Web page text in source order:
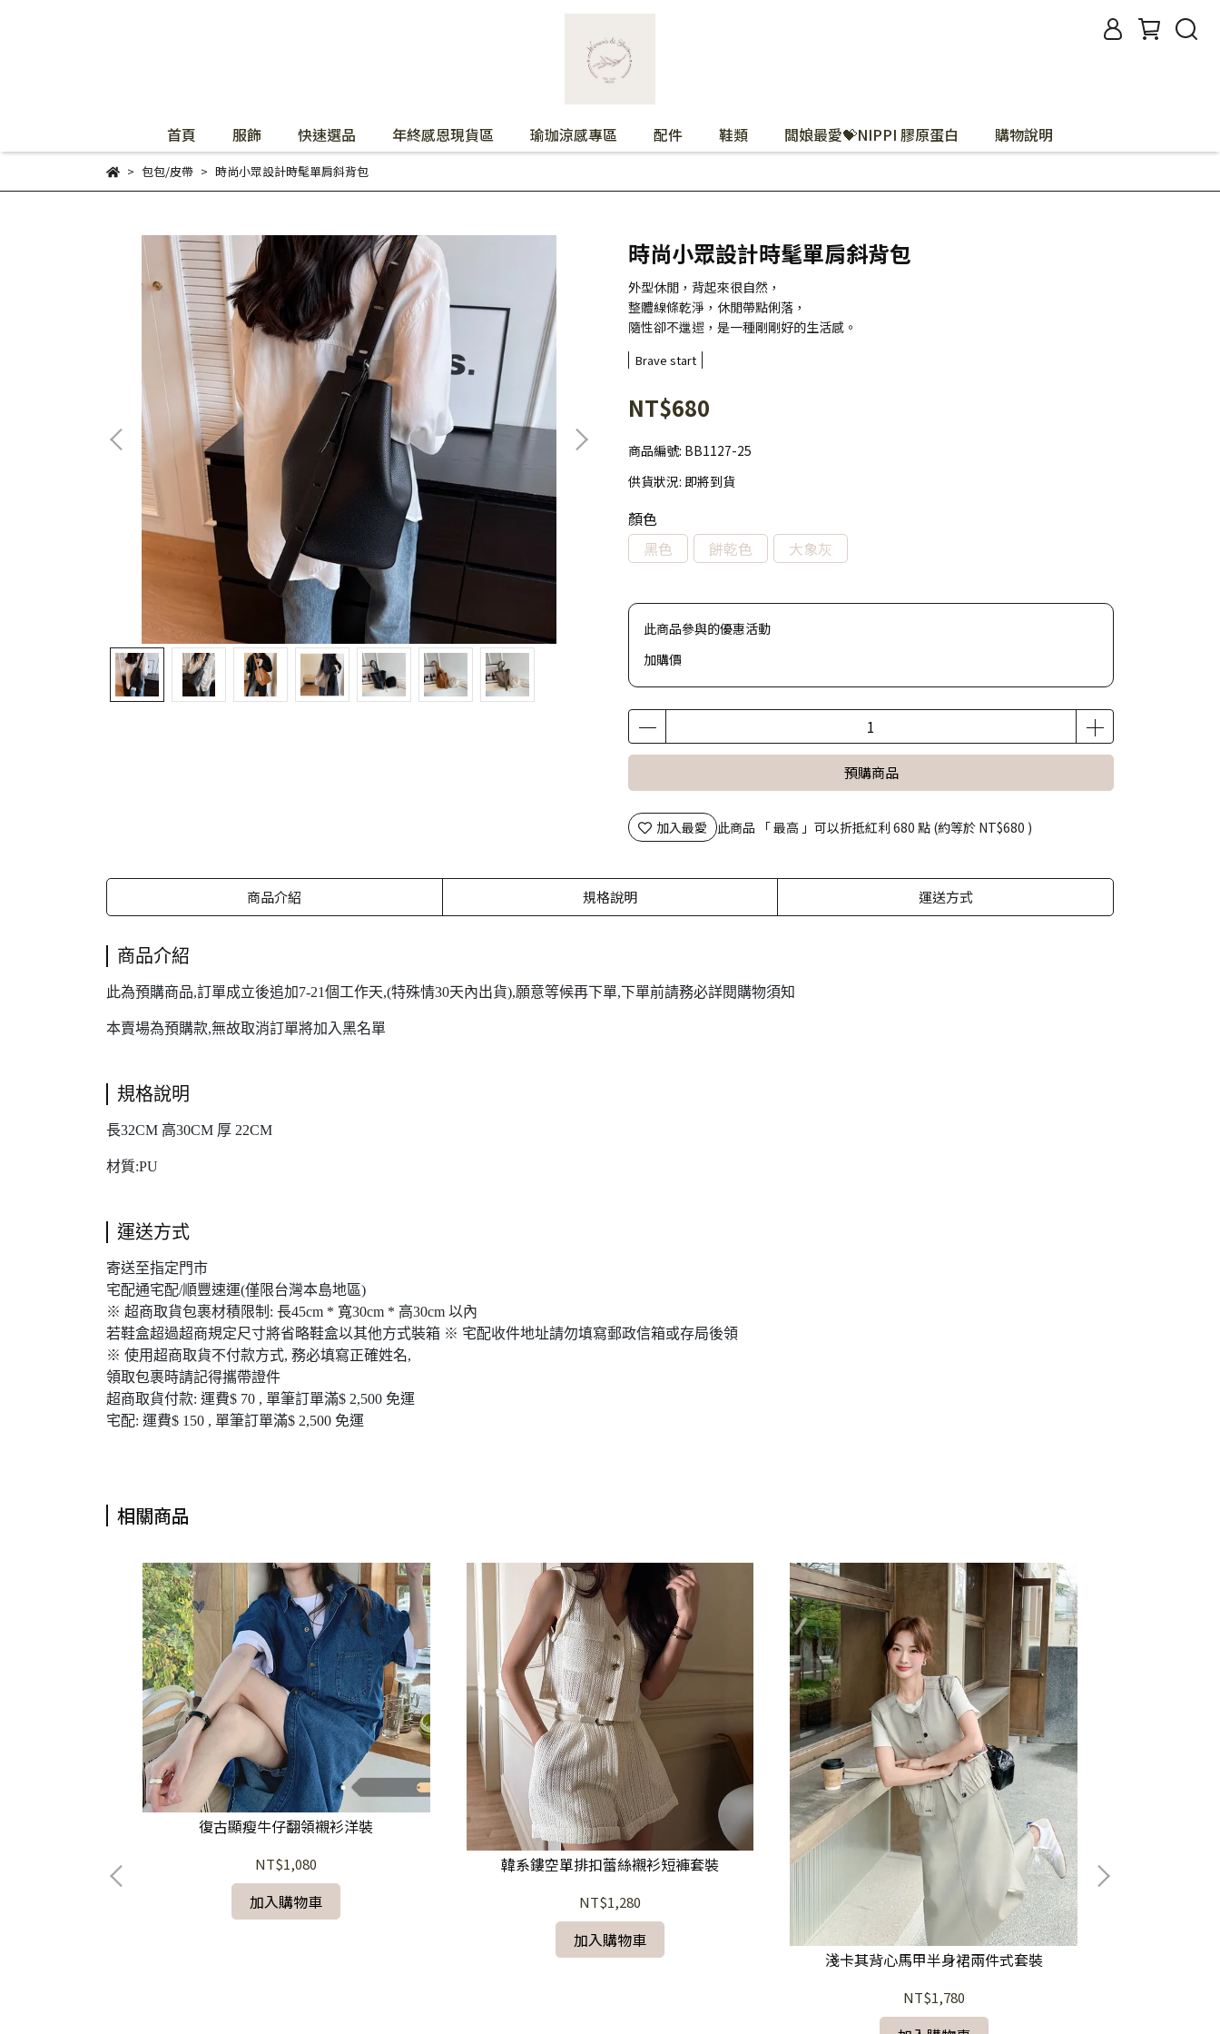
首頁 服飾 快速選品 年終感恩現貨區 瑜珈涼感專區 配件 鞋類 闆娘最愛💝NIPPI 膠原蛋白 購物說明
包包/皮帶 時尚小眾設計時髦單肩斜背包
時尚小眾設計時髦單肩斜背包
外型休閒，背起來很自然，
整體線條乾淨，休閒帶點俐落，
隨性卻不邋遢，是一種剛剛好的生活感。
Brave start
NT$680
商品編號: BB1127-25
供貨狀況: 即將到貨
顏色
黑色
餅乾色 大象灰
此商品參與的優惠活動
加購價
預購商品
加入最愛 此商品 「 最高 」可以折抵紅利 680 點 (約等於 NT$680 )
商品介紹 規格說明 運送方式
商品介紹
此為預購商品,訂單成立後追加7-21個工作天,(特殊情30天內出貨),願意等候再下單,下單前請務必詳閱購物須知
本賣場為預購款,無故取消訂單將加入黑名單
規格說明
長32CM 高30CM 厚 22CM
材質:PU
運送方式
寄送至指定門市
宅配通宅配/順豐速運(僅限台灣本島地區)
※ 超商取貨包裹材積限制: 長45cm * 寬30cm * 高30cm 以內
若鞋盒超過超商規定尺寸將省略鞋盒以其他方式裝箱 ※ 宅配收件地址請勿填寫郵政信箱或存局後領
※ 使用超商取貨不付款方式, 務必填寫正確姓名,
領取包裹時請記得攜帶證件
超商取貨付款: 運費$ 70 , 單筆訂單滿$ 2,500 免運
宅配: 運費$ 150 , 單筆訂單滿$ 2,500 免運
相關商品
復古顯瘦牛仔翻領襯衫洋裝
NT$1,080
加入購物車
韓系鏤空單排扣蕾絲襯衫短褲套裝
NT$1,280
加入購物車
淺卡其背心馬甲半身裙兩件式套裝
NT$1,780